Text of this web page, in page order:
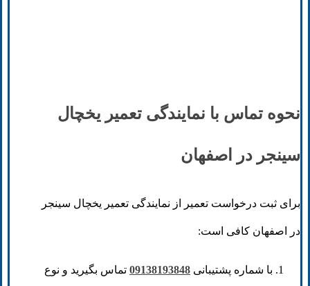
نحوه تماس با نمایندگی تعمیر یخچال
سینجر در اصفهان
برای ثبت درخواست تعمیر از نمایندگی تعمیر یخچال سینجر
در اصفهان کافی است:
با شماره پشتیبانی 09138193848 تماس بگیرید و نوع